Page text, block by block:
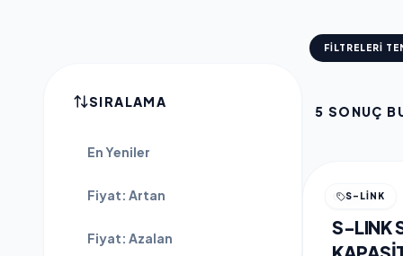
SIRALAMA
En Yeniler
Fiyat: Artan
Fiyat: Azalan
FILTRELERI
5 SONUÇ
S-LINK
GENEL
S-LINK